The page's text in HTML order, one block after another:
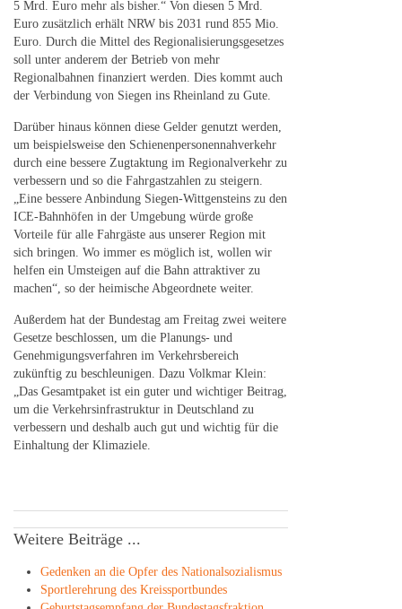
5 Mrd. Euro mehr als bisher.“ Von diesen 5 Mrd.
Euro zusätzlich erhält NRW bis 2031 rund 855 Mio.
Euro. Durch die Mittel des Regionalisierungsgesetzes
soll unter anderem der Betrieb von mehr
Regionalbahnen finanziert werden. Dies kommt auch
der Verbindung von Siegen ins Rheinland zu Gute.
Darüber hinaus können diese Gelder genutzt werden,
um beispielsweise den Schienenpersonennahverkehr
durch eine bessere Zugtaktung im Regionalverkehr zu
verbessern und so die Fahrgastzahlen zu steigern.
„Eine bessere Anbindung Siegen-Wittgensteins zu den
ICE-Bahnhöfen in der Umgebung würde große
Vorteile für alle Fahrgäste aus unserer Region mit
sich bringen. Wo immer es möglich ist, wollen wir
helfen ein Umsteigen auf die Bahn attraktiver zu
machen“, so der heimische Abgeordnete weiter.
Außerdem hat der Bundestag am Freitag zwei weitere
Gesetze beschlossen, um die Planungs- und
Genehmigungsverfahren im Verkehrsbereich
zukünftig zu beschleunigen. Dazu Volkmar Klein:
„Das Gesamtpaket ist ein guter und wichtiger Beitrag,
um die Verkehrsinfrastruktur in Deutschland zu
verbessern und deshalb auch gut und wichtig für die
Einhaltung der Klimaziele.
Weitere Beiträge ...
Gedenken an die Opfer des Nationalsozialismus
Sportlerehrung des Kreissportbundes